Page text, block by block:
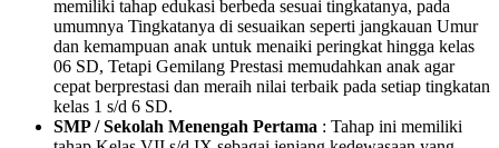
memiliki tahap edukasi berbeda sesuai tingkatanya, pada
umumnya Tingkatanya di sesuaikan seperti jangkauan Umur
dan kemampuan anak untuk menaiki peringkat hingga kelas
06 SD, Tetapi Gemilang Prestasi memudahkan anak agar
cepat berprestasi dan meraih nilai terbaik pada setiap tingkatan
kelas 1 s/d 6 SD.
SMP / Sekolah Menengah Pertama : Tahap ini memiliki